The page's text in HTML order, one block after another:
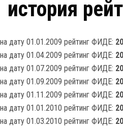
история
на дату 01.01.2009 рейтинг ФИДЕ:
на дату 01.04.2009 рейтинг ФИДЕ:
на дату 01.07.2009 рейтинг ФИДЕ:
на дату 01.09.2009 рейтинг ФИДЕ:
на дату 01.11.2009 рейтинг ФИДЕ:
на дату 01.01.2010 рейтинг ФИДЕ:
на дату 01.03.2010 рейтинг ФИДЕ: